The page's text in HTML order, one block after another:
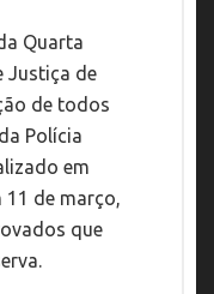
Quarta
Justiça de
de todos
Polícia
em
11 de março,
que